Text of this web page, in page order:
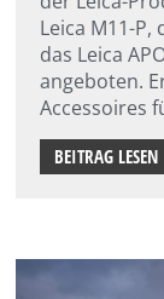
Leica M11-P,
das Leica
angeboten.
Accessoires
BEITRAG LESEN